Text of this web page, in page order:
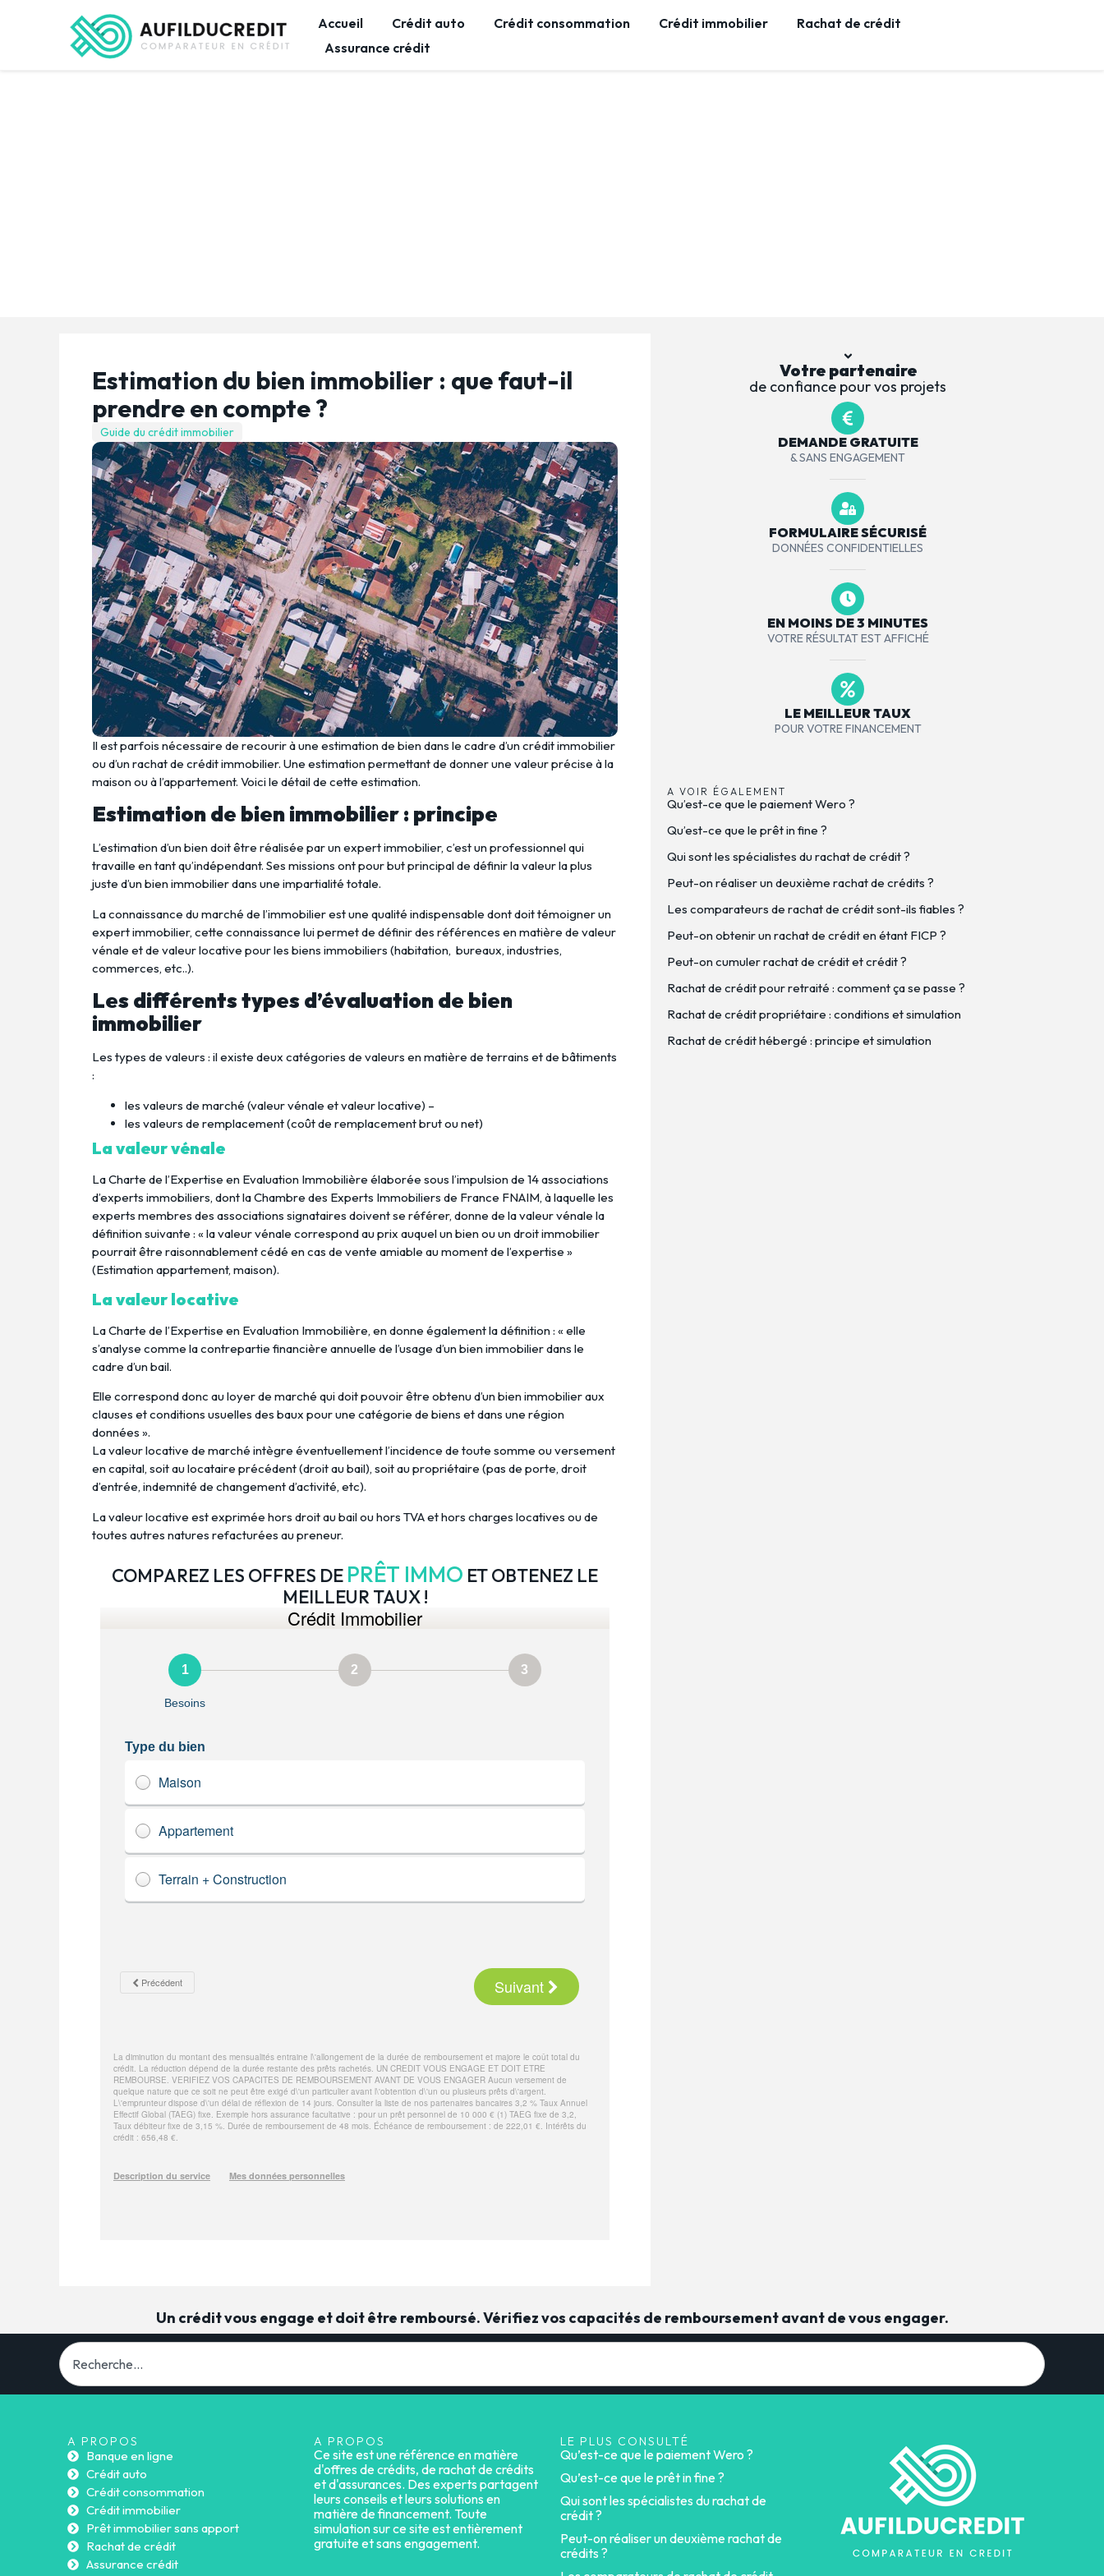
Accueil Crédit auto Crédit consommation Crédit immobilier
Rachat de crédit
Assurance crédit
Estimation du bien immobilier : que faut-il
prendre en compte ?
Guide du crédit immobilier
Il est parfois nécessaire de recourir à une estimation de bien dans le cadre d’un crédit immobilier
ou d’un rachat de crédit immobilier. Une estimation permettant de donner une valeur précise à la
maison ou à l’appartement. Voici le détail de cette estimation.
Estimation de bien immobilier : principe
L’estimation d’un bien doit être réalisée par un expert immobilier, c’est un professionnel qui
travaille en tant qu’indépendant. Ses missions ont pour but principal de définir la valeur la plus
juste d’un bien immobilier dans une impartialité totale.
La connaissance du marché de l’immobilier est une qualité indispensable dont doit témoigner un
expert immobilier, cette connaissance lui permet de définir des références en matière de valeur
vénale et de valeur locative pour les biens immobiliers (habitation, bureaux, industries,
commerces, etc..).
Les différents types d’évaluation de bien
immobilier
Les types de valeurs : il existe deux catégories de valeurs en matière de terrains et de bâtiments
:
les valeurs de marché (valeur vénale et valeur locative) –
les valeurs de remplacement (coût de remplacement brut ou net)
La valeur vénale
La Charte de l’Expertise en Evaluation Immobilière élaborée sous l’impulsion de 14 associations
d’experts immobiliers, dont la Chambre des Experts Immobiliers de France FNAIM, à laquelle les
experts membres des associations signataires doivent se référer, donne de la valeur vénale la
définition suivante : « la valeur vénale correspond au prix auquel un bien ou un droit immobilier
pourrait être raisonnablement cédé en cas de vente amiable au moment de l’expertise »
(Estimation appartement, maison).
La valeur locative
La Charte de l’Expertise en Evaluation Immobilière, en donne également la définition : « elle
s’analyse comme la contrepartie financière annuelle de l’usage d’un bien immobilier dans le
cadre d’un bail.
Elle correspond donc au loyer de marché qui doit pouvoir être obtenu d’un bien immobilier aux
clauses et conditions usuelles des baux pour une catégorie de biens et dans une région
données ».
La valeur locative de marché intègre éventuellement l’incidence de toute somme ou versement
en capital, soit au locataire précédent (droit au bail), soit au propriétaire (pas de porte, droit
d’entrée, indemnité de changement d’activité, etc).
La valeur locative est exprimée hors droit au bail ou hors TVA et hors charges locatives ou de
toutes autres natures refacturées au preneur.
COMPAREZ LES OFFRES DE PRÊT IMMO ET OBTENEZ LE
MEILLEUR TAUX !
Votre partenaire
de confiance pour vos projets
DEMANDE GRATUITE
& SANS ENGAGEMENT
FORMULAIRE SÉCURISÉ
DONNÉES CONFIDENTIELLES
EN MOINS DE 3 MINUTES
VOTRE RÉSULTAT EST AFFICHÉ
LE MEILLEUR TAUX
POUR VOTRE FINANCEMENT
A VOIR ÉGALEMENT
Qu’est-ce que le paiement Wero ?
Qu’est-ce que le prêt in fine ?
Qui sont les spécialistes du rachat de crédit ?
Peut-on réaliser un deuxième rachat de crédits ?
Les comparateurs de rachat de crédit sont-ils fiables ?
Peut-on obtenir un rachat de crédit en étant FICP ?
Peut-on cumuler rachat de crédit et crédit ?
Rachat de crédit pour retraité : comment ça se passe ?
Rachat de crédit propriétaire : conditions et simulation
Rachat de crédit hébergé : principe et simulation
Un crédit vous engage et doit être remboursé. Vérifiez vos capacités de remboursement avant de vous engager.
A PROPOS
Banque en ligne
Crédit auto
Crédit consommation
Crédit immobilier
Prêt immobilier sans apport
Rachat de crédit
Assurance crédit
A PROPOS
Ce site est une référence en matière
d'offres de crédits, de rachat de crédits
et d'assurances. Des experts partagent
leurs conseils et leurs solutions en
matière de financement. Toute
simulation sur ce site est entièrement
gratuite et sans engagement.
LE PLUS CONSULTÉ
Qu’est-ce que le paiement Wero ?
Qu’est-ce que le prêt in fine ?
Qui sont les spécialistes du rachat de
crédit ?
Peut-on réaliser un deuxième rachat de
crédits ?